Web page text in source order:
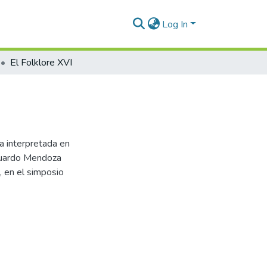
Log In
El Folklore XVI
interpretada en
Mendoza
en el simposio